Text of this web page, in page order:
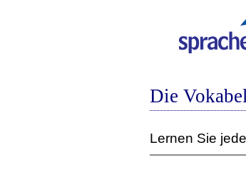
Die
Lernen Sie